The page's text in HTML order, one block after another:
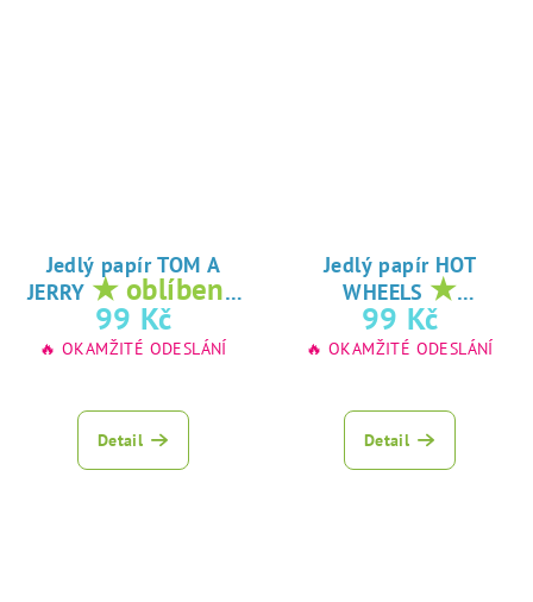
Jedlý papír TOM A
JERRY ★ oblíbený
tisk na jedlý
papír
99 Kč
🔥 OKAMŽITÉ ODESLÁNÍ
Detail
Jedlý papír HOT
WHEELS ★
oblíbený tisk na
jedlý papír
99 Kč
🔥 OKAMŽITÉ ODESLÁNÍ
Detail